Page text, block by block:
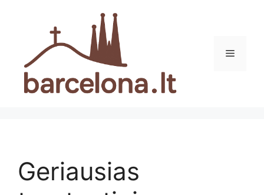
Meniu
Geriausias